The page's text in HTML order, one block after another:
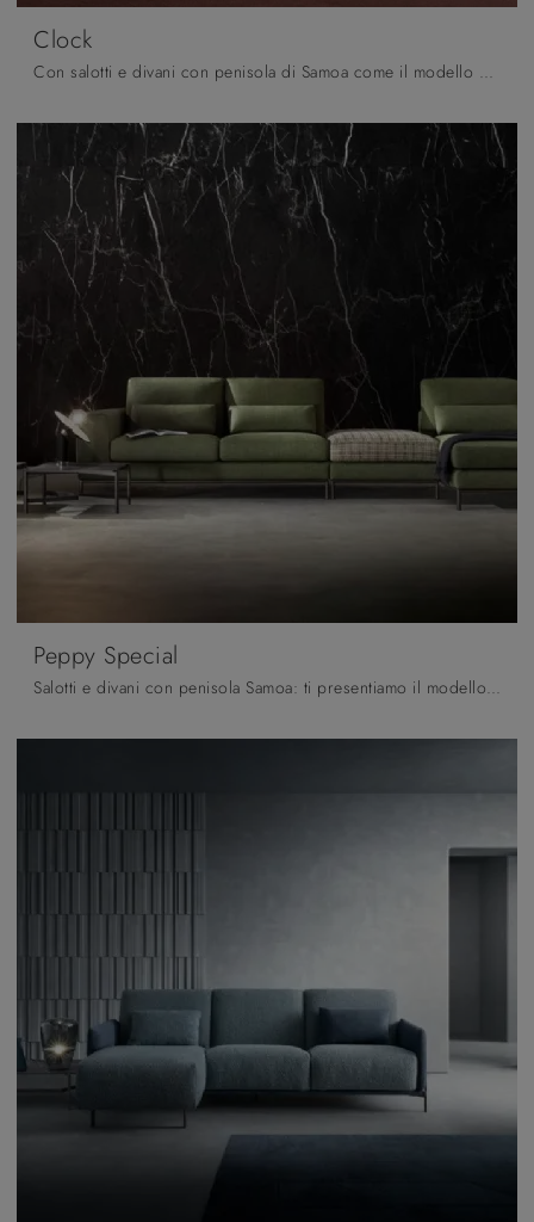
Clock
Con salotti e divani con penisola di Samoa come il modello Clock in tessuto, potrai completare il tuo concept d'arredo.
Peppy Special
Salotti e divani con penisola Samoa: ti presentiamo il modello Peppy Special in tessuto per valorizzare il soggiorno.